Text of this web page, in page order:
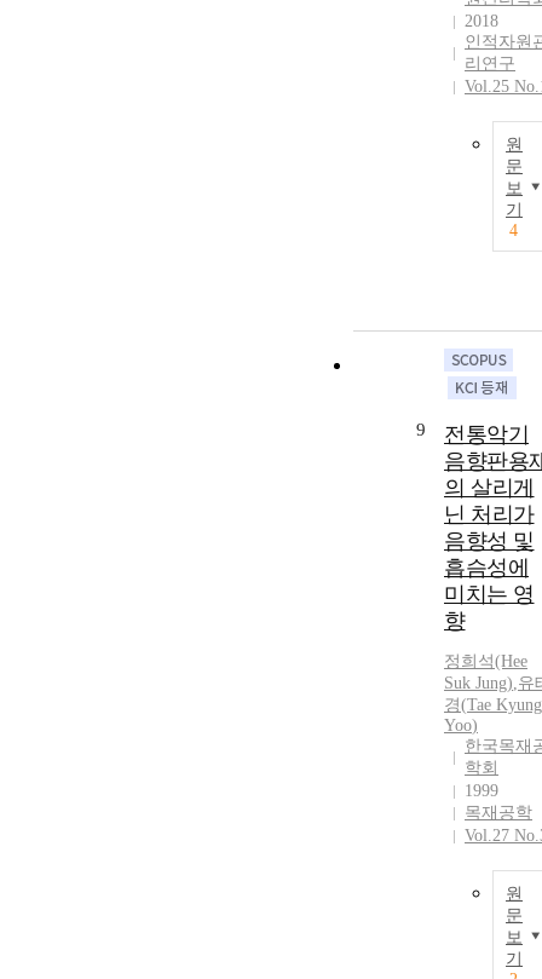
2018
인적자원
리연구
Vol.25
원
문
보
기
4
9
전통악기
음향판용
의 살리게
닌 처리가
음향성 및
흡슴성에
미치는 영
향
정희석(Hee
Suk Jung),유
경(Tae Kyung
Yoo)
한국목재
학회
1999
목재공학
Vol.27
원
문
보
기